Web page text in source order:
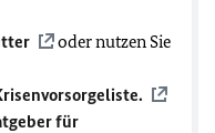
oder nutzen Sie
für